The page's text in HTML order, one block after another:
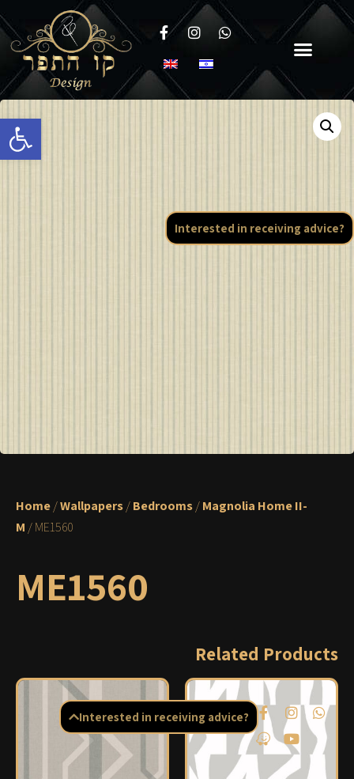
Open toolbar
Home/Wallpapers/Bedrooms/Magnolia Home II-
M / ME1560
ME1560
Related Products
Interested in receiving advice?
Interested in receiving advice?